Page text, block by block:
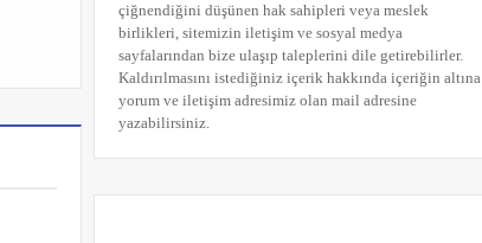
çiğnendiğini düşünen hak sahipleri veya meslek
birlikleri, sitemizin iletişim ve sosyal medya
sayfalarından bize ulaşıp taleplerini dile getirebilirler.
Kaldırılmasını istediğiniz içerik hakkında içeriğin altına
yorum ve iletişim adresimiz olan mail adresine
yazabilirsiniz.